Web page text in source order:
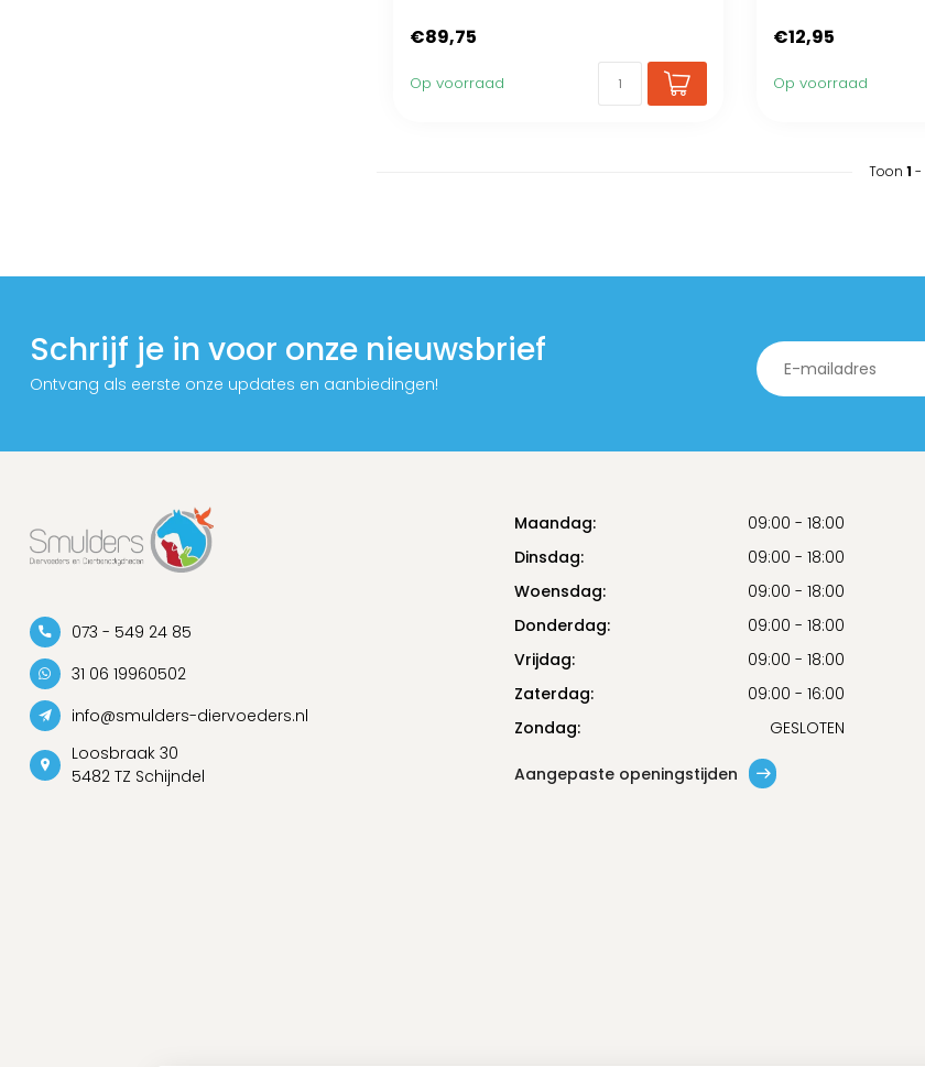
€89,75
Op voorraad
€12,95
Op voorraad
Toon 1-
Schrijf je in voor onze nieuwsbrief
Ontvang als eerste onze updates en aanbiedingen!
073 - 549 24 85
31 06 19960502
info@smulders-diervoeders.nl
Loosbraak 30
5482 TZ Schijndel
Maandag:
09:00 - 18:00
Dinsdag:
09:00 - 18:00
Woensdag:
09:00 - 18:00
Donderdag:
09:00 - 18:00
Vrijdag:
09:00 - 18:00
Zaterdag:
09:00 - 16:00
Zondag:
GESLOTEN
Aangepaste openingstijden